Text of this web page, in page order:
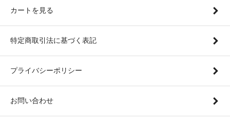
カートを見る
特定商取引法に基づく表記
プライバシーポリシー
お問い合わせ